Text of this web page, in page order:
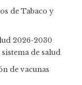
de Tabaco y
2026-2030
de salud
de vacunas